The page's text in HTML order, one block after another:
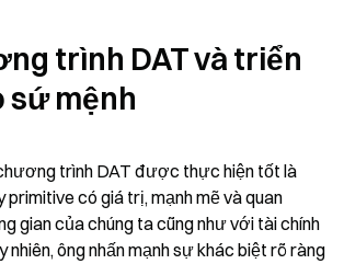
trình DAT và triển
sứ mệnh
trình DAT được thực hiện tốt là
primitive có giá trị, mạnh mẽ và quan
gian của chúng ta cũng như với tài chính
nhiên, ông nhấn mạnh sự khác biệt rõ ràng